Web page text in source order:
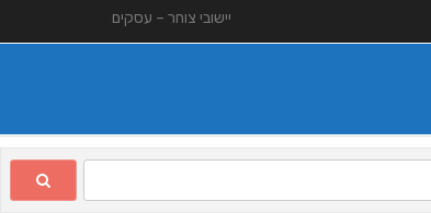
יישובי צוחר – עסקים